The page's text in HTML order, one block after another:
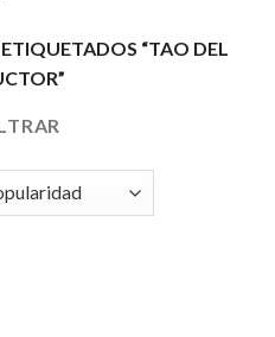
“TAO DEL